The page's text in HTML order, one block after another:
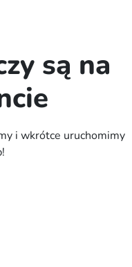
są na
i wkrótce uruchomimy